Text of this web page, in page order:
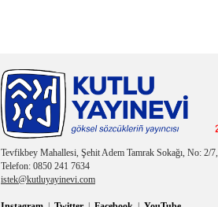
Tevfikbey Mahallesi, Şehit Adem Tamrak Sokağı, No: 2/
Telefon: 0850 241 7634
istek@kutluyayinevi.com